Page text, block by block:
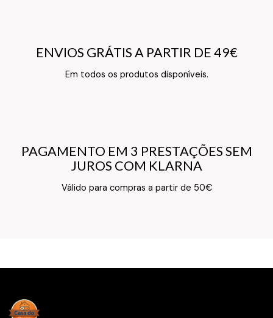
ENVIOS GRÁTIS A PARTIR DE 49€
Em todos os produtos disponíveis.
ENVIOS GRÁTIS A PARTIR DE 49€
Texto do Verso do Cartão de Informação
PAGAMENTO EM 3 PRESTAÇÕES SEM
JUROS COM KLARNA
Válido para compras a partir de 50€
PAGAMENTO EM 3 PRESTAÇÕES SEM
JUROS COM KLARNA
Texto do Verso do Cartão de Informação